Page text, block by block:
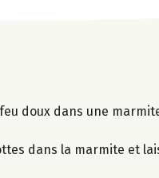
doux dans une
dans la marmite et